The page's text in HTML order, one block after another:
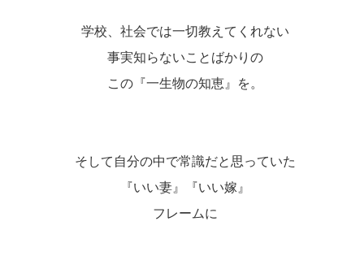
学校、社会では一切教えてくれない
事実知らないことばかりの
この『一生物の知恵』を。
そして自分の中で常識だと思っていた
『いい妻』『いい嫁』
フレームに